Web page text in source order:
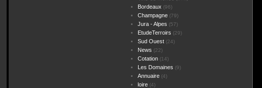
Bordeaux (96)
Champagne(79)
Jura - Alpes (57)
EtudeTerroirs (29)
Sud Ouest(24)
News (22)
Cotation(14)
Les Domaines (9)
Annuaire(4)
loire(4)